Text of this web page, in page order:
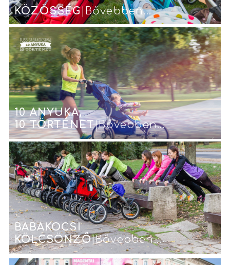
KÖZÖSSÉG|Bővebben...
10 ANYUKA,
10 TÖRTÉNET|Bővebben...
BABAKOCSI
KÖLCSÖNZŐ|Bővebben...